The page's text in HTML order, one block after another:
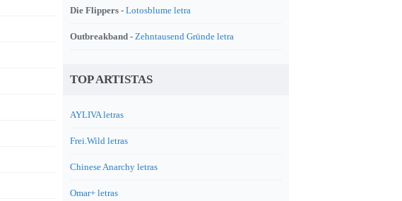
Die Flippers - Lotosblume letra
Outbreakband - Zehntausend Gründe letra
TOP ARTISTAS
AYLIVA letras
Frei.Wild letras
Chinese Anarchy letras
Omar+ letras